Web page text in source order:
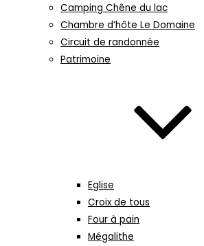
Camping Chêne du lac
Chambre d’hôte Le Domaine
Circuit de randonnée
Patrimoine
Eglise
Croix de tous
Four à pain
Mégalithe